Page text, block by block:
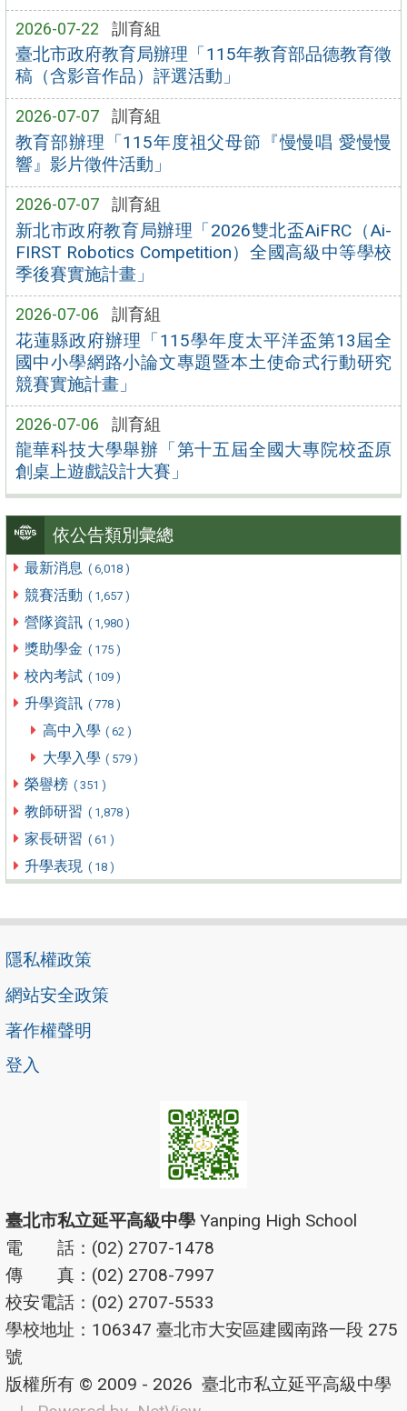
2026-07-22 訓育組
臺北市政府教育局辦理「115年教育部品德教育徵
稿（含影音作品）評選活動」
2026-07-07 訓育組
教育部辦理「115年度祖父母節『慢慢唱 愛慢慢
響』影片徵件活動」
2026-07-07 訓育組
新北市政府教育局辦理「2026雙北盃AiFRC（Ai-
FIRST Robotics Competition）全國高級中等學校
季後賽實施計畫」
2026-07-06 訓育組
花蓮縣政府辦理「115學年度太平洋盃第13屆全
國中小學網路小論文專題暨本土使命式行動研究
競賽實施計畫」
2026-07-06 訓育組
龍華科技大學舉辦「第十五屆全國大專院校盃原
創桌上遊戲設計大賽」
依公告類別彙總
最新消息 ( 6,018 )
競賽活動 ( 1,657 )
營隊資訊 ( 1,980 )
獎助學金 ( 175 )
校內考試 ( 109 )
升學資訊 ( 778 )
高中入學 ( 62 )
大學入學 ( 579 )
榮譽榜 ( 351 )
教師研習 ( 1,878 )
家長研習 ( 61 )
升學表現 ( 18 )
隱私權政策
網站安全政策
著作權聲明
登入
臺北市私立延平高級中學 Yanping High School
電 話：(02) 2707-1478
傳 真：(02) 2708-7997
校安電話：(02) 2707-5533
學校地址：106347 臺北市大安區建國南路一段 275
號
版權所有 © 2009 - 2026 臺北市私立延平高級中學